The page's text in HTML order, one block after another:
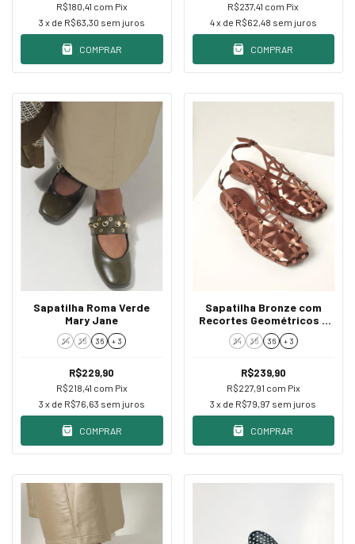
R$180,41 com Pix
3 x de R$63,30 sem juros
COMPRAR
R$237,41 com Pix
4x de R$62,48 sem juros
COMPRAR
Sapatilha Roma Verde
Mary Jane
34 35 36 + 3
R$229,90
R$218,41 com Pix
3 x de R$76,63 sem juros
COMPRAR
Sapatilha Bronze com
Recortes Geométricos e
Aplicações
34 35 36 + 3
R$239,90
R$227,91 com Pix
3 x de R$79,97 sem juros
COMPRAR